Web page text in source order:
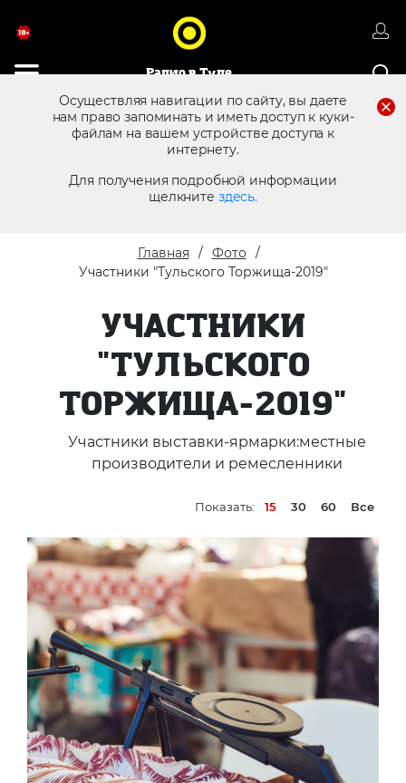
Радио в Туле
Осуществляя навигации по сайту, вы даете
нам право запоминать и иметь доступ к куки-
файлам на вашем устройстве доступа к
интернету.
Для получения подробной информации
щелкните здесь.
8 (4872) 250 470 Реклама в эфире
Главная
Фото
Участники "Тульского Торжища-2019"
УЧАСТНИКИ
"ТУЛЬСКОГО
ТОРЖИЩА-2019"
Участники выставки-ярмарки:местные
производители и ремесленники
Показать: 15 30 60 Все